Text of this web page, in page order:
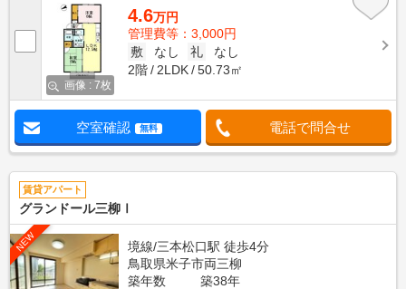
画像 : 7枚
4.6万円
管理費等：3,000円
敷
なし 礼
なし
2階
2LDK 50.73㎡
空室確認 無料 電話で問合せ
賃貸アパート
グランドール三柳Ⅰ
NEW
境線/三本松口駅 徒歩4分
鳥取県米子市両三柳
築年数
築38年